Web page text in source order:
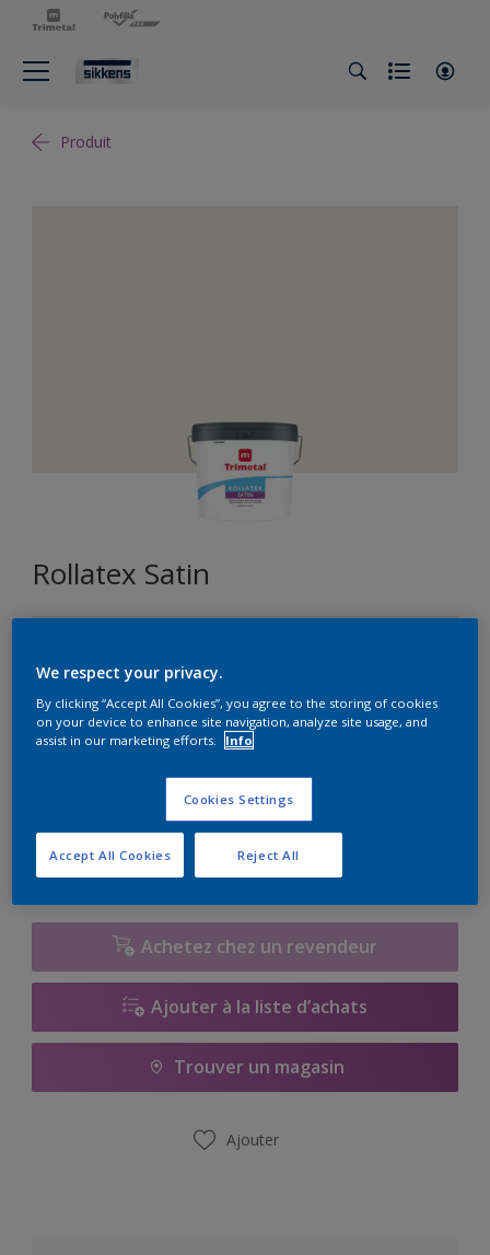
Produit
Rollatex Satin
Format
Quantité
Achetez chez un revendeur
Ajouter à la liste d’achats
Trouver un magasin
Ajouter
We respect your privacy.
By clicking “Accept All Cookies”, you agree to the storing of cookies
on your device to enhance site navigation, analyze site usage, and
assist in our marketing efforts.
Info
Cookies Settings
Reject All
Accept All Cookies